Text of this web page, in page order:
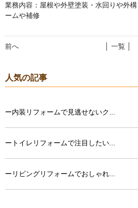
業務内容：屋根や外壁塗装・水回りや外
ームや補修
前へ │ 一覧 │
人気の記事
ー内装リフォームで見逃せないク...
ートイレリフォームで注目したい...
ーリビングリフォームでおしゃれ...